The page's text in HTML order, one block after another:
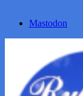
Mastodon